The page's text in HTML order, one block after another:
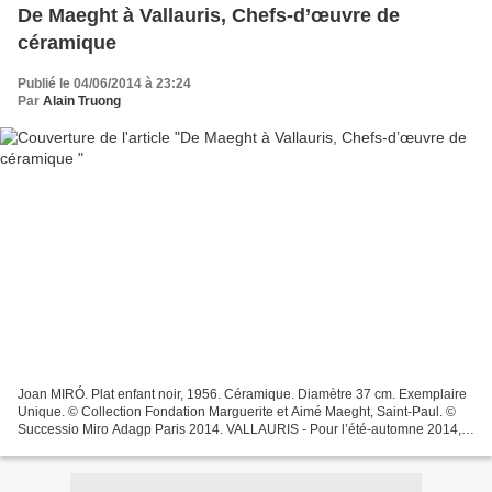
De Maeght à Vallauris, Chefs-d’œuvre de
céramique
Publié le 04/06/2014 à 23:24
Par Alain Truong
Joan MIRÓ. Plat enfant noir, 1956. Céramique. Diamètre 37 cm. Exemplaire
Unique. © Collection Fondation Marguerite et Aimé Maeght, Saint-Paul. ©
Successio Miro Adagp Paris 2014. VALLAURIS - Pour l’été-automne 2014,